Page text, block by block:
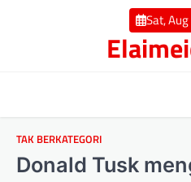
Sat,
TAK BERKATEGORI
Donald Tusk